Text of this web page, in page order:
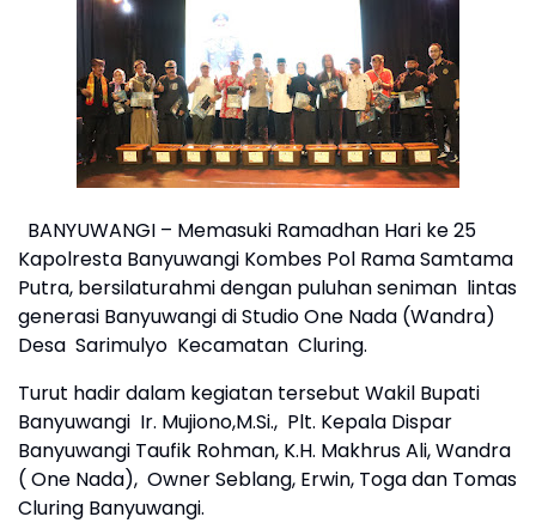
BANYUWANGI – Memasuki Ramadhan Hari ke 25
Kapolresta Banyuwangi Kombes Pol Rama Samtama
Putra, bersilaturahmi dengan puluhan seniman lintas
generasi Banyuwangi di Studio One Nada (Wandra)
Desa Sarimulyo Kecamatan Cluring.
Turut hadir dalam kegiatan tersebut Wakil Bupati
Banyuwangi Ir. Mujiono,M.Si., Plt. Kepala Dispar
Banyuwangi Taufik Rohman, K.H. Makhrus Ali, Wandra
( One Nada), Owner Seblang, Erwin, Toga dan Tomas
Cluring Banyuwangi.